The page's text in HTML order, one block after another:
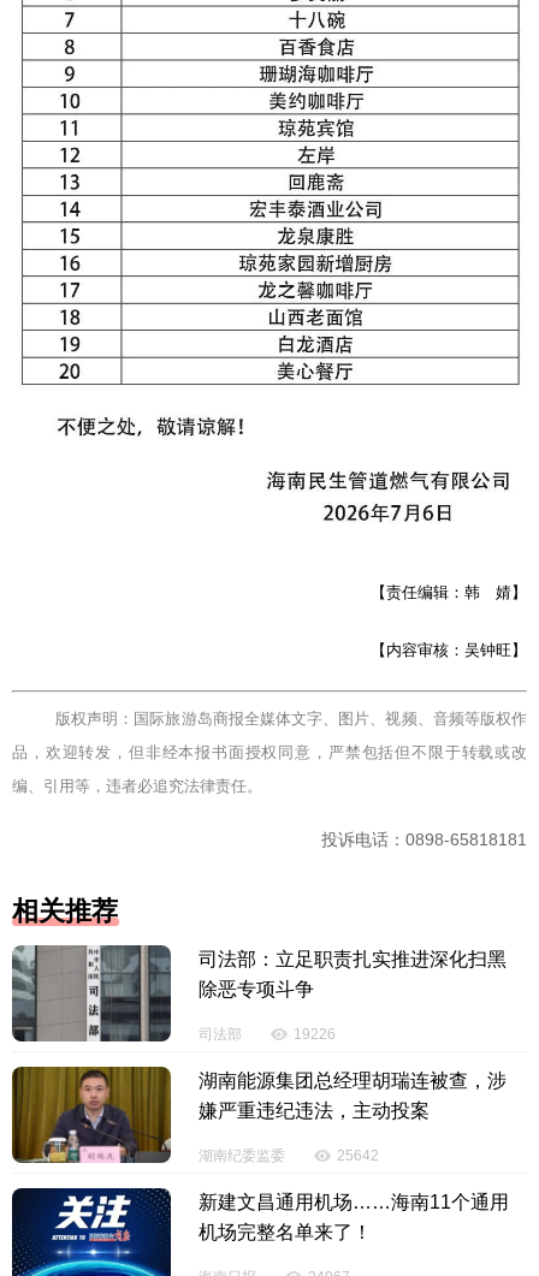
【责任编辑：韩 婧】
【内容审核：吴钟旺】
版权声明：国际旅游岛商报全媒体文字、图片、视频、音频等版权作
品，欢迎转发，但非经本报书面授权同意，严禁包括但不限于转载或改
编、引用等，违者必追究法律责任。
投诉电话：0898-65818181
相关推荐
司法部：立足职责扎实推进深化扫黑
除恶专项斗争
司法部 19226
湖南能源集团总经理胡瑞连被查，涉
嫌严重违纪违法，主动投案
湖南纪委监委 25642
新建文昌通用机场……海南11个通用
机场完整名单来了！